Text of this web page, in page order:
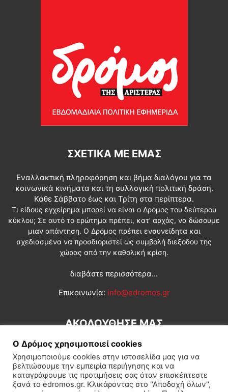
ΣΧΕΤΙΚΆ ΜΕ ΕΜΆΣ
Εναλλακτική πληροφόρηση και βήμα διαλόγου για τα
κοινωνικά κινήματα και τη συλλογική πολιτική δράση.
Κάθε Σάββατο έως και Τρίτη στα περίπτερα.
Τι είδους εγχείρημα μπορεί να είναι ο Δρόμος του δεύτερου
κύκλου; Σε αυτό το ερώτημα πρέπει, κατ’ αρχάς, να δώσουμε
μιαν απάντηση. Ο Δρόμος πρέπει ενσυνείδητα και
σχεδιασμένα να προσδιοριστεί ως συμβολή διεξόδου της
χώρας από την καθολική κρίση.
διαβάστε περισσότερα...
Επικοινωνία: info@edromos.gr
ΑΚΟΛΟΥΘΗΣΕ ΜΑΣ
Ο Δρόμος χρησιμοποιεί cookies
Χρησιμοποιούμε cookies στην ιστοσελίδα μας για να
βελτιώσουμε την εμπειρία περιήγησης και να
καταγράφουμε τις προτιμήσεις σας όταν επισκέπτεστε
ξανά το edromos.gr. Κλικάροντας στο "Αποδοχή όλων",